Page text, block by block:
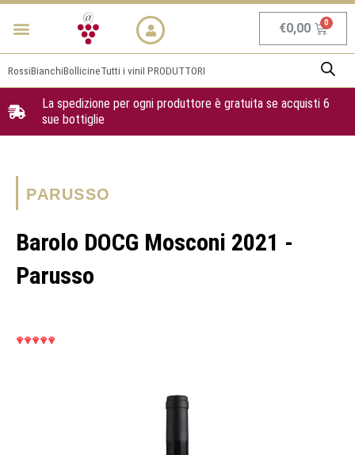
Vai
Menu €0,00
RossiBianchiBollicineTutti i viniI PRODUTTORI
La spedizione per ogni produttore è gratuita se acquisti 6
sue bottiglie
PARUSSO
Barolo DOCG Mosconi 2021 -
Parusso